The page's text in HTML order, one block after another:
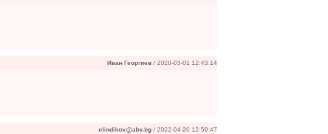
Иван Георгиев / 2020-03-01 12:43:14
elindikov@abv.bg / 2022-04-20 12:59:47